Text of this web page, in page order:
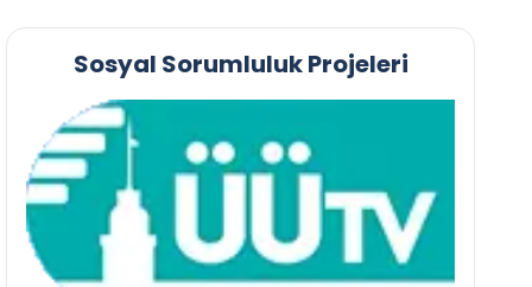
Sosyal Sorumluluk Projeleri